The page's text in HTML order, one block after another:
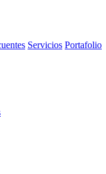
Servicios Portafolio